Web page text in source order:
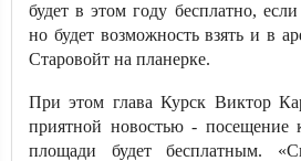
будет в этом году бесплатно,
но будет возможность взять и в
Старовойт на планерке.
При этом глава Курск Виктор
приятной новостью - посещение
площади будет бесплатным.